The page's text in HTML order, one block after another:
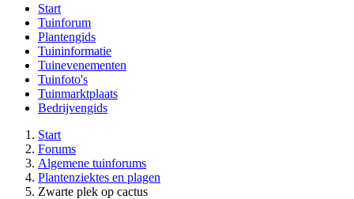
Start
Tuinforum
Plantengids
Tuininformatie
Tuinevenementen
Tuinfoto's
Tuinmarktplaats
Bedrijvengids
Start
Forums
Algemene tuinforums
Plantenziektes en plagen
Zwarte plek op cactus